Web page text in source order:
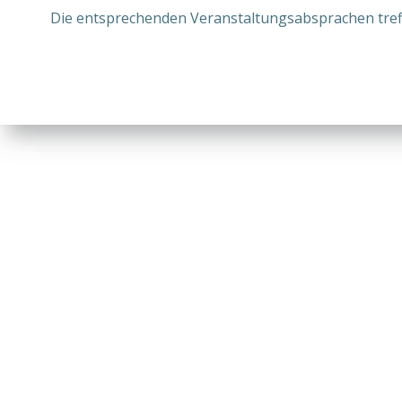
Die entsprechenden Veranstaltungsabsprachen